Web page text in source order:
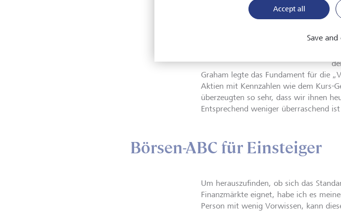
Warren Buffett, "einer der
wichtigsten amerikanischen
Graham legte das Fundament für die
Aktien mit Kennzahlen wie dem Kurs-
überzeugten so sehr, dass wir ihnen
Entsprechend weniger überraschend
Börsen-ABC für Einsteiger
Um herauszufinden, ob sich das
Finanzmärkte eignet, habe ich es
Person mit wenig Vorwissen, kann
Accept all
Save and